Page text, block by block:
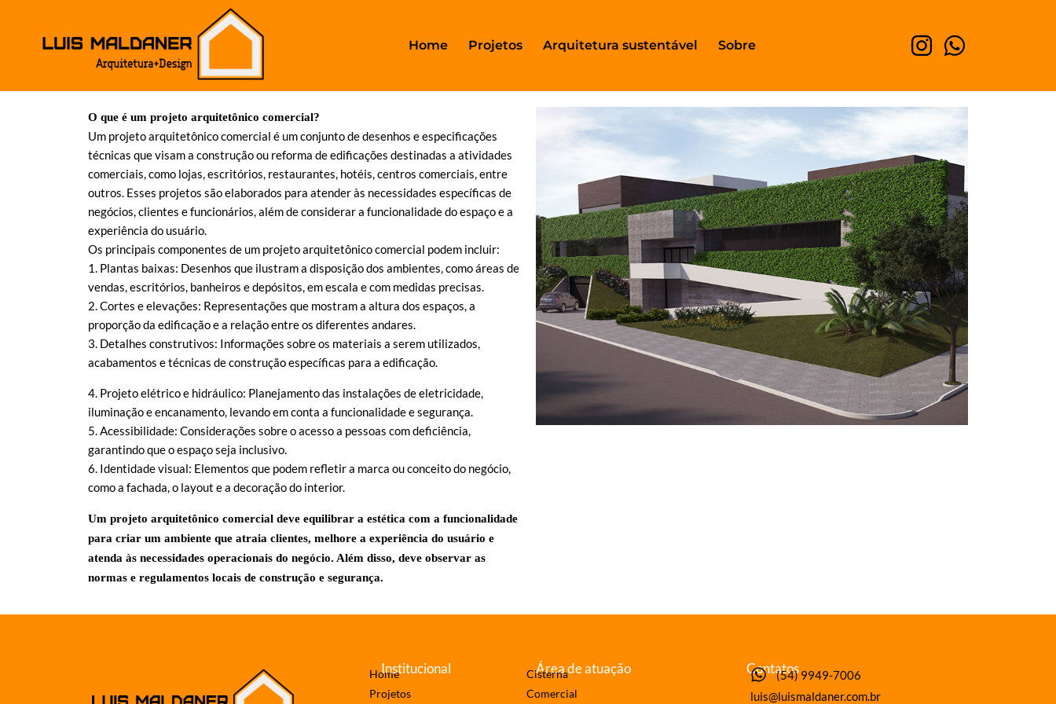
Home Projetos Arquitetura sustentável Sobre
O que é um projeto arquitetônico comercial?
Um projeto arquitetônico comercial é um conjunto de desenhos e especificações
técnicas que visam a construção ou reforma de edificações destinadas a atividades
comerciais, como lojas, escritórios, restaurantes, hotéis, centros comerciais, entre
outros. Esses projetos são elaborados para atender às necessidades específicas de
negócios, clientes e funcionários, além de considerar a funcionalidade do espaço e a
experiência do usuário.
Os principais componentes de um projeto arquitetônico comercial podem incluir:
1. Plantas baixas: Desenhos que ilustram a disposição dos ambientes, como áreas de
vendas, escritórios, banheiros e depósitos, em escala e com medidas precisas.
2. Cortes e elevações: Representações que mostram a altura dos espaços, a
proporção da edificação e a relação entre os diferentes andares.
3. Detalhes construtivos: Informações sobre os materiais a serem utilizados,
acabamentos e técnicas de construção específicas para a edificação.
4. Projeto elétrico e hidráulico: Planejamento das instalações de eletricidade,
iluminação e encanamento, levando em conta a funcionalidade e segurança.
5. Acessibilidade: Considerações sobre o acesso a pessoas com deficiência,
garantindo que o espaço seja inclusivo.
6. Identidade visual: Elementos que podem refletir a marca ou conceito do negócio,
como a fachada, o layout e a decoração do interior.
Um projeto arquitetônico comercial deve equilibrar a estética com a funcionalidade
para criar um ambiente que atraia clientes, melhore a experiência do usuário e
atenda às necessidades operacionais do negócio. Além disso, deve observar as
normas e regulamentos locais de construção e segurança.
Home
Projetos
Institucional Área de atuação
Cisterna
Comercial
Contatos(54) 9949-7006
luis@luismaldaner.com.br